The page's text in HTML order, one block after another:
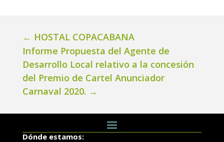
← HOSTAL COPACABANA
Informe Propuesta del Agente de
Desarrollo Local relativo a la concesión
del Premio de Cartel Anunciador
Carnaval 2020. →
Dónde estamos: